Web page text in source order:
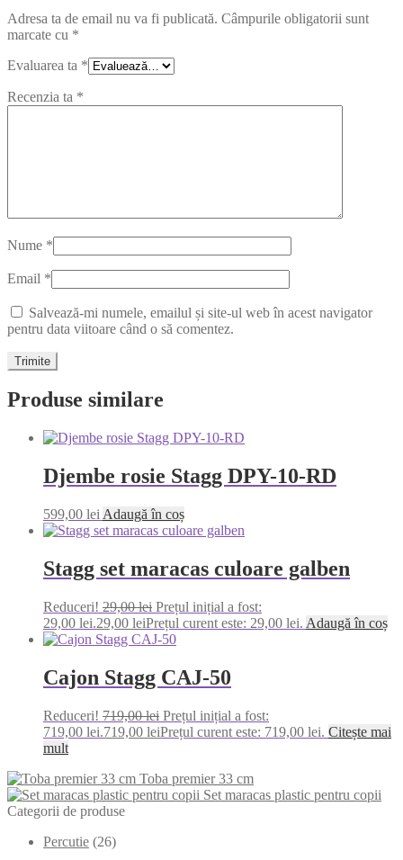
Adresa ta de email nu va fi publicată. Câmpurile obligatorii sunt
marcate cu *
Evaluarea ta *
Recenzia ta *
Nume *
Email *
Salvează-mi numele, emailul și site-ul web în acest navigator
pentru data viitoare când o să comentez.
Produse similare
Djembe rosie Stagg DPY-10-RD
599,00 lei Adaugă în coș
Stagg set maracas culoare galben
Reduceri! 29,00lei Prețul inițial a fost:
29,00 lei.29,00 leiPrețul curent este: 29,00 lei. Adaugă în coș
Cajon Stagg CAJ-50
Reduceri! 719,00lei Prețul inițial a fost:
719,00 lei.719,00 leiPrețul curent este: 719,00 lei. Citește mai
mult
Toba premier 33 cm
Set maracas plastic pentru copii
Categorii de produse
Percutie (26)